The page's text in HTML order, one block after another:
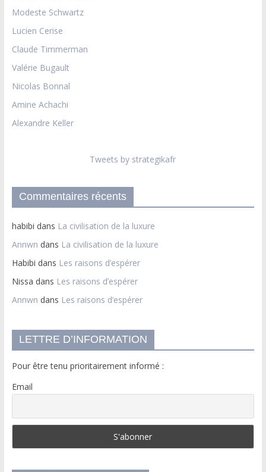
Modeste Schwartz
Lucien Cerise
Claude Timmerman
Valérie Bugault
Nicolas Bonnal
Amine Achachi
Alexandre Keller
Tweets by strategikafr
Commentaires récents
habibi dans La civilisation de la luxure
Annwn dans La civilisation de la luxure
Habibi dans Les raisons d’espérer
Nissa dans Les raisons d’espérer
Annwn dans Les raisons d’espérer
LETTRE D’INFORMATION
Pour être tenu prioritairement informé :
Email